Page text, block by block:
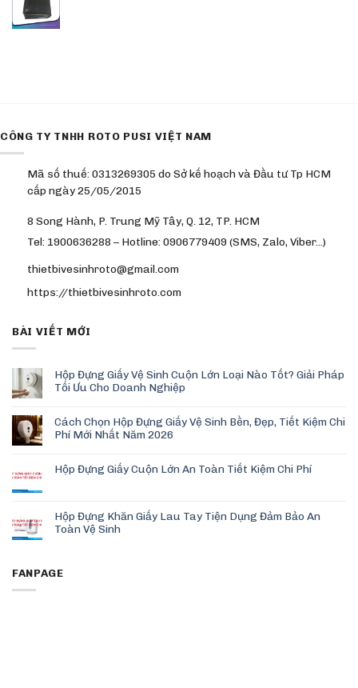
CÔNG TY TNHH ROTO PUSI VIỆT NAM
Mã số thuế: 0313269305 do Sở kế hoạch và Đầu tư Tp HCM
cấp ngày 25/05/2015
8 Song Hành, P. Trung Mỹ Tây, Q. 12, TP. HCM
Tel: 1900636288 – Hotline: 0906779409 (SMS, Zalo, Viber…)
thietbivesinhroto@gmail.com
https://thietbivesinhroto.com
BÀI VIẾT MỚI
Hộp Đựng Giấy Vệ Sinh Cuộn Lớn Loại Nào Tốt? Giải Pháp
Tối Ưu Cho Doanh Nghiệp
Cách Chọn Hộp Đựng Giấy Vệ Sinh Bền, Đẹp, Tiết Kiệm Chi
Phí Mới Nhất Năm 2026
Hộp Đựng Giấy Cuộn Lớn An Toàn Tiết Kiệm Chi Phí
Hộp Đựng Khăn Giấy Lau Tay Tiện Dụng Đảm Bảo An
Toàn Vệ Sinh
FANPAGE